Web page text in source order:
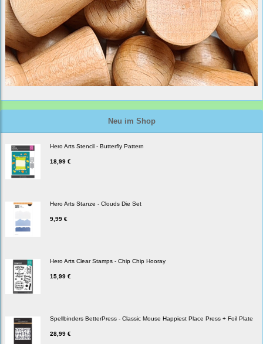
Neu im Shop
Hero Arts Stencil - Butterfly Pattern
18,99 €
Hero Arts Stanze - Clouds Die Set
9,99 €
Hero Arts Clear Stamps - Chip Chip Hooray
15,99 €
Spellbinders BetterPress - Classic Mouse Happiest Place Press + Foil Plate
28,99 €